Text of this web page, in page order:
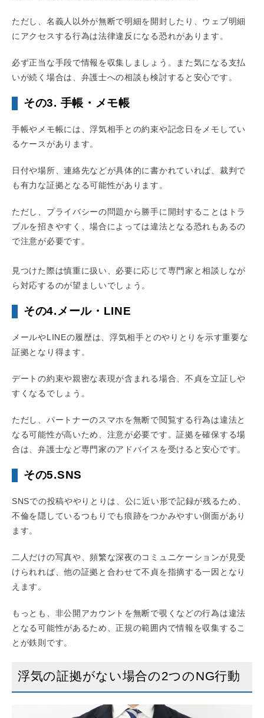
ただし、名義人以外が無断で明細を開封したり、ウェブ明細
にアクセスする行為は法律違反になる恐れがあります。
必ず正当な手段で情報を収集しましょう。また気になる支払
いが続く場合は、弁護士への相談も検討すると安心です。
その3. 手帳・メモ帳
手帳やメモ帳には、浮気相手との約束や記念日をメモしてい
るケースがあります。
日付や場所、連絡先などが具体的に書かれていれば、裁判で
も有力な証拠となる可能性があります。
ただし、プライバシーの問題から勝手に開封することはトラ
ブルを招きやすく、場合によっては違法となる恐れもあるの
で注意が必要です。
見つけた際は慎重に扱い、必要に応じて専門家と相談しなが
ら対応するのが望ましいでしょう。
その4.メール・LINE
メールやLINEの履歴は、浮気相手とのやりとりを示す重要な
証拠となり得ます。
デートの約束や親密な表現が含まれる場合、不貞を立証しや
すくなるでしょう。
ただし、パートナーのスマホを無断で閲覧する行為は違法と
なる可能性が高いため、注意が必要です。証拠を確保する場
合は、弁護士など専門家のアドバイスを受けると安心です。
その5.SNS
SNSでの投稿ややりとりは、公に近い形で記録が残るため、
不倫を隠しているつもりでも痕跡をつかみやすい側面があり
ます。
二人だけの写真や、頻繁な深夜のコミュニケーションが見受
けられれば、他の証拠と合わせて不貞を指摘する一因となり
えます。
もっとも、非公開アカウントを無断で覗くなどの行為は違法
となる可能性があるため、正規の範囲内で情報を収集するこ
とが鉄則です。
浮気の証拠がない場合の2つのNG行動